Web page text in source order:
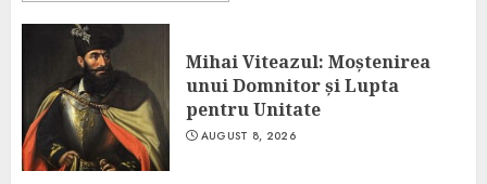
Mihai Viteazul: Moștenirea
unui Domnitor și Lupta
pentru Unitate
AUGUST 8, 2026